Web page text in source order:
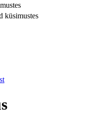
küsimustes